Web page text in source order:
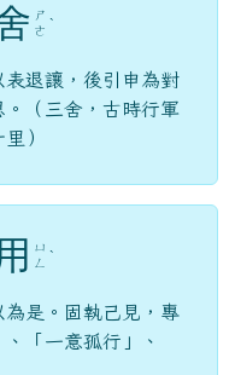
ㄕ
ㄜ ˋ
退讓，後引申為對
（三舍，古時行軍
）
ㄩ
ㄥ ˋ
是。固執己見，專
「一意孤行」、